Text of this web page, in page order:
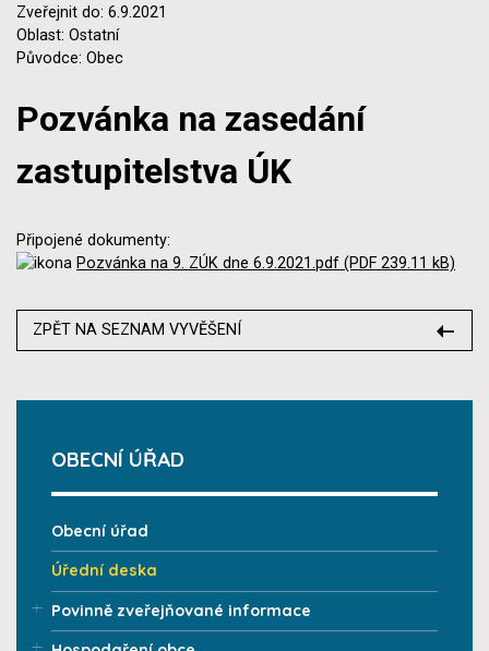
Zveřejnit do: 6.9.2021
Oblast: Ostatní
Původce: Obec
Pozvánka na zasedání
zastupitelstva ÚK
Připojené dokumenty:
Pozvánka na 9. ZÚK dne 6.9.2021.pdf (PDF 239.11 kB)
ZPĚT NA SEZNAM VYVĚŠENÍ
OBECNÍ ÚŘAD
Obecní úřad
Úřední deska
Povinně zveřejňované informace